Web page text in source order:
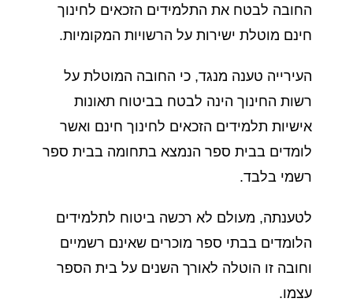
החובה לבטח את התלמידים הזכאים לחינוך
חינם מוטלת ישירות על הרשויות המקומיות.
העירייה טענה מנגד, כי החובה המוטלת על
רשות החינוך הינה לבטח בביטוח תאונות
אישיות תלמידים הזכאים לחינוך חינם ואשר
לומדים בבית ספר הנמצא בתחומה בבית ספר
רשמי בלבד.
לטענתה, מעולם לא רכשה ביטוח לתלמידים
הלומדים בבתי ספר מוכרים שאינם רשמיים
וחובה זו הוטלה לאורך השנים על בית הספר
עצמו.